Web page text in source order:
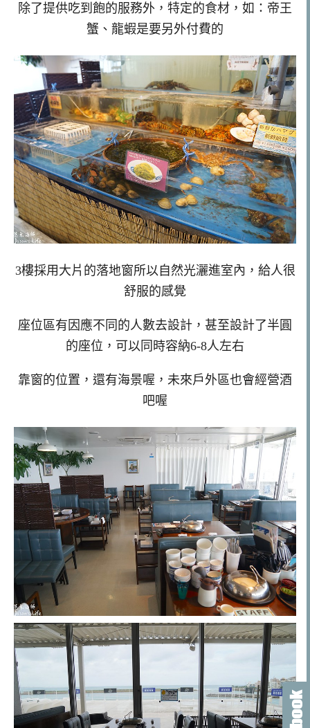
除了提供吃到飽的服務外，特定的食材，如：帝王
蟹、龍蝦是要另外付費的
3樓採用大片的落地窗所以自然光灑進室內，給人很
舒服的感覺
座位區有因應不同的人數去設計，甚至設計了半圓
的座位，可以同時容納6-8人左右
靠窗的位置，還有海景喔，未來戶外區也會經營酒
吧喔